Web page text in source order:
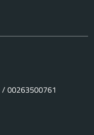
/ 00263500761